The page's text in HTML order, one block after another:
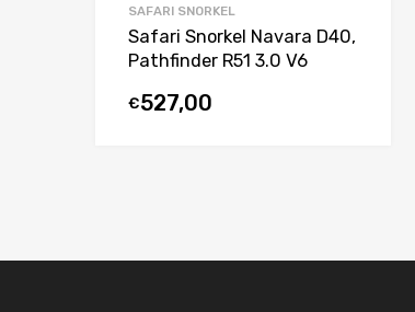
SAFARI SNORKEL
Safari Snorkel Navara D40,
Pathfinder R51 3.0 V6
€527,00